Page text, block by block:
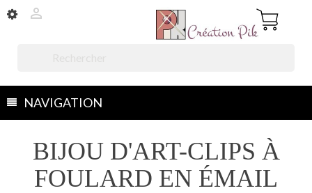


NAVIGATION
BIJOU D'ART-CLIPS À
FOULARD EN ÉMAIL